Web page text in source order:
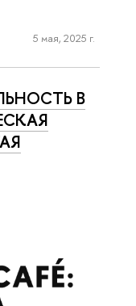
5 мая, 2025 г.
В